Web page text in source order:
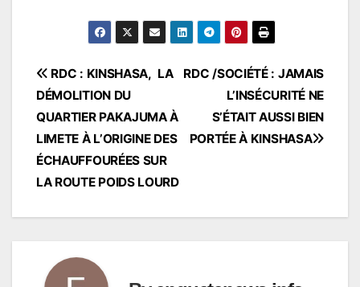
Navigation
de
l’article
RDC /SOCIÉTÉ : JAMAIS
L’INSÉCURITÉ NE
S’ÉTAIT AUSSI BIEN
PORTÉE À KINSHASA
RDC : KINSHASA, LA
DÉMOLITION DU
QUARTIER PAKAJUMA À
LIMETE À L’ORIGINE DES
ÉCHAUFFOURÉES SUR
LA ROUTE POIDS LOURD